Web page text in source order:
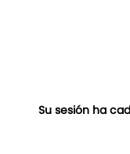
Su sesión ha